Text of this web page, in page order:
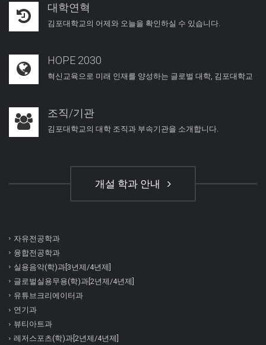
대학연혁
김포대학교의 어제와 오늘을 확인하실 수 있습니다.
HOPE 2030
혁신교육으로 미래 인재를 양성하는 글로벌 대학, 김포대학교
조직/기관
김포대학교의 대학 조직과 부속기관을 소개합니다.
개설 학과 안내
자유전공학과
융합전공학과
실용음악(학)과[3년제/4년제]
글로벌실용무용(학)과[2년제/4년제]
유튜브크리에이터과
연기과
뷰티아트과
레저스포츠(학)과[2년제/4년제]